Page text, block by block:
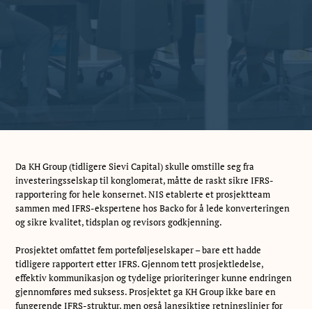
Da KH Group (tidligere Sievi Capital) skulle omstille seg fra
investeringsselskap til konglomerat, måtte de raskt sikre IFRS-
rapportering for hele konsernet. NIS etablerte et prosjektteam
sammen med IFRS-ekspertene hos Backo for å lede konverteringen
og sikre kvalitet, tidsplan og revisors godkjenning.
Prosjektet omfattet fem porteføljeselskaper – bare ett hadde
tidligere rapportert etter IFRS. Gjennom tett prosjektledelse,
effektiv kommunikasjon og tydelige prioriteringer kunne endringen
gjennomføres med suksess. Prosjektet ga KH Group ikke bare en
fungerende IFRS-struktur, men også langsiktige retningslinjer for